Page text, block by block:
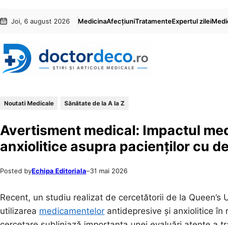
conținut
content
Joi, 6 august 2026 MedicinaAfecțiuniTratamenteExpertul zilei
Noutati Medicale Sănătate de la A la Z
Avertisment medical: Impactul
anxiolitice asupra pacienților cu
Posted byEchipa Editoriala–31 mai 2026
Recent, un studiu realizat de cercetătorii de la
utilizarea medicamentelor antidepresive și anxiolitice în